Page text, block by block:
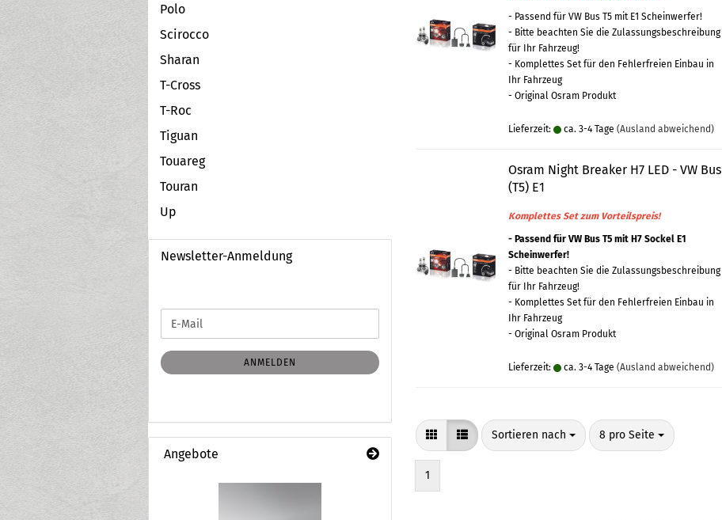
- Passend für VW Bus T5 mit E1 Scheinwerfer!
- Bitte beachten Sie die Zulassungsbeschreibung
für Ihr Fahrzeug!
- Komplettes Set für den Fehlerfreien Einbau in
Ihr Fahrzeug
- Original Osram Produkt
Lieferzeit: ca. 3-4 Tage (Ausland abweichend)
Osram Night Breaker H7 LED - VW Bus
(T5) E1
Komplettes Set zum Vorteilspreis!
- Passend für VW Bus T5 mit H7 Sockel E1
Scheinwerfer!
- Bitte beachten Sie die Zulassungsbeschreibung
für Ihr Fahrzeug!
- Komplettes Set für den Fehlerfreien Einbau in
Ihr Fahrzeug
- Original Osram Produkt
Lieferzeit: ca. 3-4 Tage (Ausland abweichend)
Sortieren nach
Sortieren nach 8 pro Seite
pro Seite
1
Polo
Scirocco
Sharan
T-Cross
T-Roc
Tiguan
Touareg
Touran
Up
Newsletter-Anmeldung
ZUR
ANMELDUNG
E-
Mail
ANMELDEN
Angebote